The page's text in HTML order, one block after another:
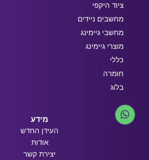
ציוד היקפי
מחשבים ניידים
מחשבי גיימינג
מוצרי גיימינג
כללי
חומרה
בלוג
מידע
העידן החדש
אודות
יצירת קשר